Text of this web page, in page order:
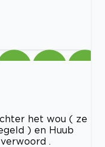
het wou ( ze
) en Huub
.